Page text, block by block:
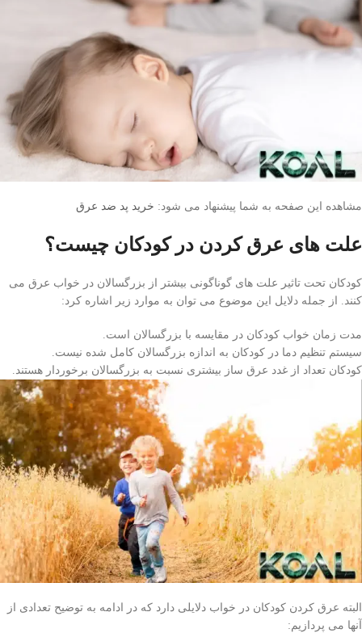
مشاهده این صفحه به شما پیشنهاد می شود: خرید پد ضد عرق
علت های عرق کردن در کودکان چیست؟
کودکان تحت تاثیر علت های گوناگونی بیشتر از بزرگسالان در خواب عرق می
کنند. از جمله دلایل این موضوع می توان به موارد زیر اشاره کرد:
مدت زمان خواب کودکان در مقایسه با بزرگسالان است.
سیستم تنظیم دما در کودکان به اندازه بزرگسالان کامل شده نیست.
کودکان تعداد از غدد عرق ساز بیشتری نسبت به بزرگسالان برخوردار هستند.
البته عرق کردن کودکان در خواب دلایلی دارد که در ادامه به توضیح تعدادی از
آنها می پردازیم: